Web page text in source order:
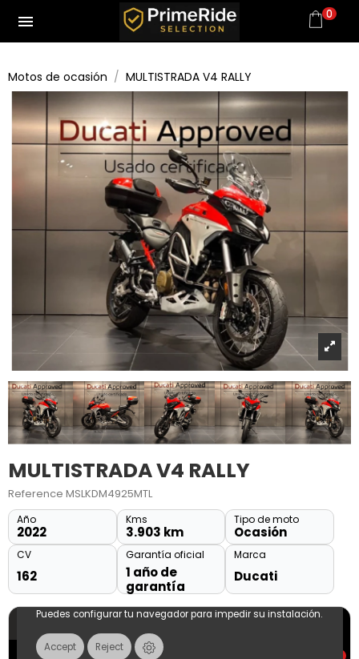
menu 0
Motos de ocasión MULTISTRADA V4 RALLY
MULTISTRADA V4 RALLY
Reference MSLKDM4925MTL
Año
2022
Kms
3.903 km
Tipo de moto
Ocasión
CV
162
Garantía oficial
1 año de
garantía
Marca
Ducati